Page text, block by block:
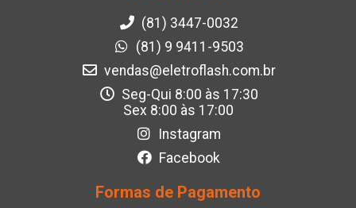
(81) 3447-0032
(81) 9 9411-9503
vendas@eletroflash.com.br
Seg-Qui 8:00 às 17:30
Sex 8:00 às 17:00
Instagram
Facebook
Formas de Pagamento